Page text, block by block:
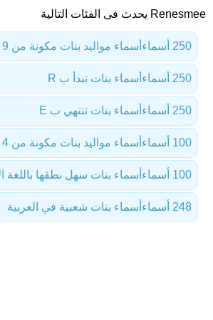
Renesmee يحدث فى الفئات التالية
أسماء مواليد بنات مكونة من 9 حروف 250 أسماء
أسماء بنات تبدأ ب R 250 أسماء
أسماء بنات تنتهي ب E 250 أسماء
أسماء مواليد بنات مكونة من 4 مقاطع لفظية 100 أسماء
أسماء بنات سهل نطقها باللغة 100 أسماء
أسماء بنات شعبية في العربية 248 أسماء